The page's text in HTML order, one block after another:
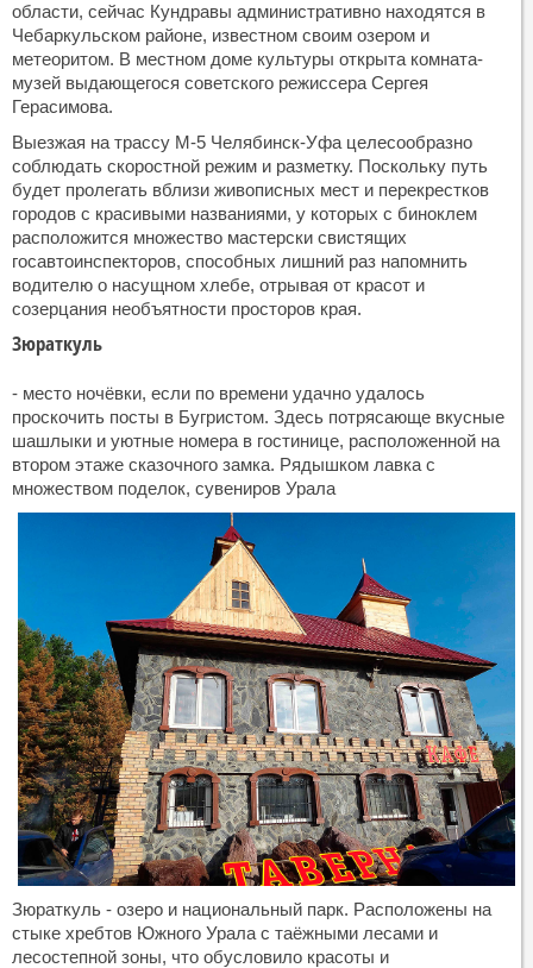
области, сейчас Кундравы административно находятся в
Чебаркульском районе, известном своим озером и
метеоритом. В местном доме культуры открыта комната-
музей выдающегося советского режиссера Сергея
Герасимова.
Выезжая на трассу М-5 Челябинск-Уфа целесообразно
соблюдать скоростной режим и разметку. Поскольку путь
будет пролегать вблизи живописных мест и перекрестков
городов с красивыми названиями, у которых с биноклем
расположится множество мастерски свистящих
госавтоинспекторов, способных лишний раз напомнить
водителю о насущном хлебе, отрывая от красот и
созерцания необъятности просторов края.
Зюраткуль
- место ночёвки, если по времени удачно удалось
проскочить посты в Бугристом. Здесь потрясающе вкусные
шашлыки и уютные номера в гостинице, расположенной на
втором этаже сказочного замка. Рядышком лавка с
множеством поделок, сувениров Урала
Зюраткуль - озеро и национальный парк. Расположены на
стыке хребтов Южного Урала с таёжными лесами и
лесостепной зоны, что обусловило красоты и